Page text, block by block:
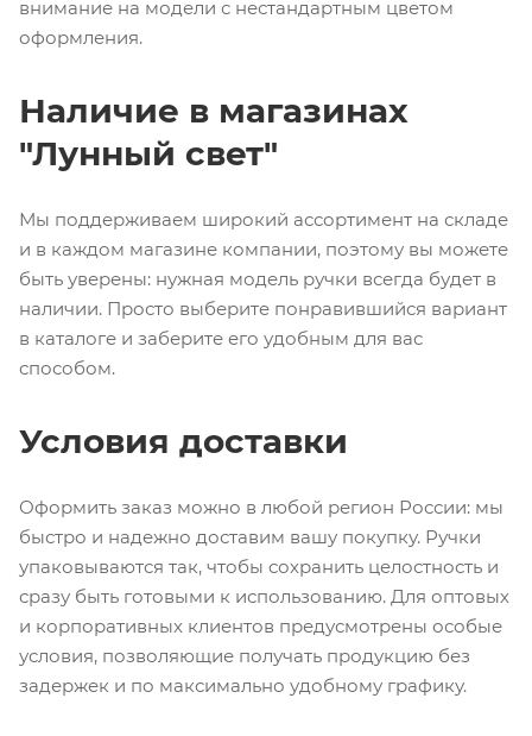
внимание на модели с нестандартным цветом
оформления.
Наличие в магазинах
"Лунный свет"
Мы поддерживаем широкий ассортимент на складе
и в каждом магазине компании, поэтому вы можете
быть уверены: нужная модель ручки всегда будет в
наличии. Просто выберите понравившийся вариант
в каталоге и заберите его удобным для вас
способом.
Условия доставки
Оформить заказ можно в любой регион России: мы
быстро и надежно доставим вашу покупку. Ручки
упаковываются так, чтобы сохранить целостность и
сразу быть готовыми к использованию. Для оптовых
и корпоративных клиентов предусмотрены особые
условия, позволяющие получать продукцию без
задержек и по максимально удобному графику.